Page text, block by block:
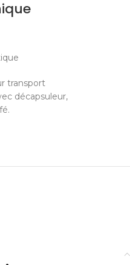
transport
décapsuleur,